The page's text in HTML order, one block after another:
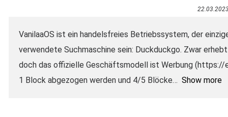
VanilaaOS ist ein handelsfreies Betriebssystem, der
verwendete Suchmaschine sein: Duckduckgo. Zwar
doch das offizielle Geschäftsmodell ist Werbung (https://
1 Block abgezogen werden und 4/5 Blöcke
Show more